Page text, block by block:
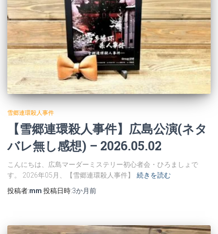
雪郷連環殺人事件
【雪郷連環殺人事件】広島公演(ネタ
バレ無し感想) – 2026.05.02
こんにちは、広島マーダーミステリー初心者会・ひろましょで
す。 2026年05月、【雪郷連環殺人事件】
続きを読む
投稿者:mm 投稿日時:3か月前